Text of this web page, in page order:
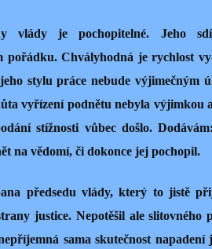
vlády je pochopitelné. Jeho
pořádku. Chvályhodná je rychlost
stylu práce nebude výjimečným
vyřízení podnětu nebyla výjimkou
stížnosti vůbec došlo.
na vědomí, či dokonce jej pochopil.
předsedu vlády, který to jistě
justice. Nepotěšil ale slitovného
sama skutečnost napadení